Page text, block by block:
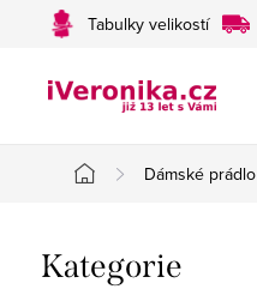
Tabulky velikostí
Domů
Dámské prádlo
o
Přeskočit
kategorie
Kategorie